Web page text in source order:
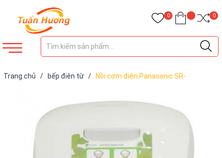
0 0
Trang chủ / bếp điên từ /
Nồi cơm điện Panasonic SR-